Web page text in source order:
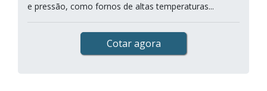
e pressão, como fornos de altas temperaturas...
Cotar agora